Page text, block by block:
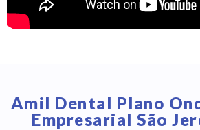
Amil Dental Plano
Empresarial São